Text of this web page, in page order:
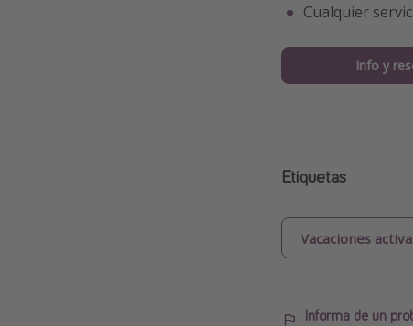
Cualquier
Info y
Etiquetas
Vacaciones
Informa de un